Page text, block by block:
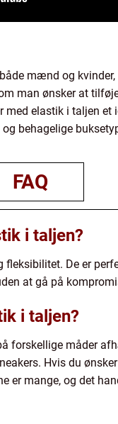
mænd og
man ønsker at
elastik i taljen
behagelige
FAQ
i taljen?
De er
at gå på
i taljen?
forskellige måder
Hvis du
er mange, og det